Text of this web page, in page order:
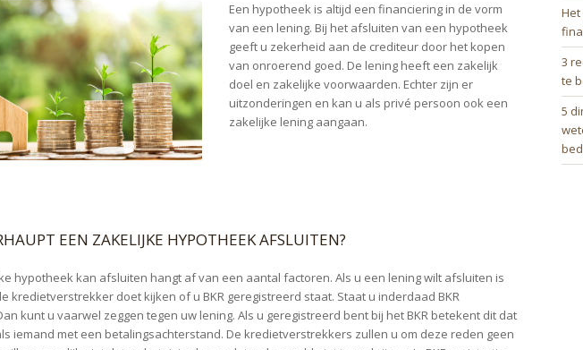
Een hypotheek is altijd een financiering in de vorm
van een lening. Bij het afsluiten van een hypotheek
geeft u zekerheid aan de crediteur door het kopen
van onroerend goed. De lening heeft een zakelijk
doel en zakelijke voorwaarden. Echter zijn er
uitzonderingen en kan u als privé persoon ook een
zakelijke lening aangaan.
EEN ZAKELIJKE HYPOTHEEK AFSLUITEN?
hypotheek kan afsluiten hangt af van een aantal factoren. Als u een lening wilt afsluiten is
kredietverstrekker doet kijken of u BKR geregistreerd staat. Staat u inderdaad BKR
kunt u vaarwel zeggen tegen uw lening. Als u geregistreerd bent bij het BKR betekent dit dat
iemand met een betalingsachterstand. De kredietverstrekkers zullen u om deze reden geen
3
te
5